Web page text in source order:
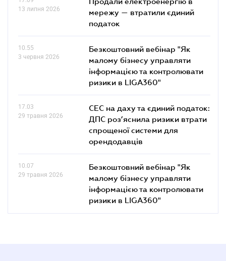
13 липня 2026
мережу — втратили єдиний
податок
10.55
3 червня 2026
Безкоштовний вебінар "Як
малому бізнесу управляти
інформацією та контролювати
ризики в LIGA360"
17.03
29 травня 2026
СЕС на даху та єдиний податок:
ДПС роз’яснила ризики втрати
спрощеної системи для
орендодавців
10.07
29 травня 2026
Безкоштовний вебінар "Як
малому бізнесу управляти
інформацією та контролювати
ризики в LIGA360"